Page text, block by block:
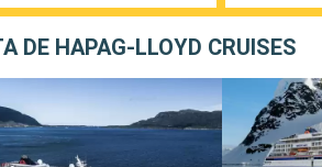
DE HAPAG-LLOYD CRUISES